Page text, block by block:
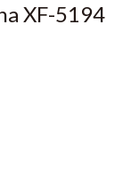
XF-5194